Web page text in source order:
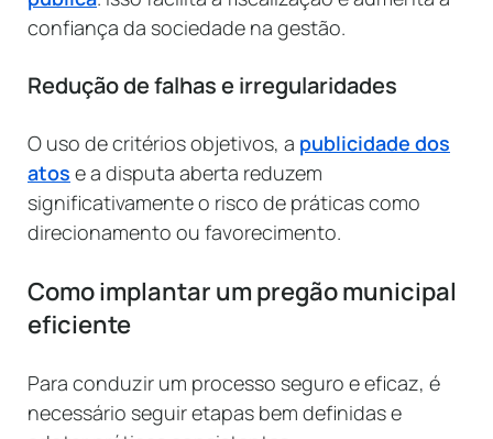
confiança da sociedade na gestão.
Redução de falhas e irregularidades
O uso de critérios objetivos, a publicidade dos
atos e a disputa aberta reduzem
significativamente o risco de práticas como
direcionamento ou favorecimento.
Como implantar um pregão municipal
eficiente
Para conduzir um processo seguro e eficaz, é
necessário seguir etapas bem definidas e